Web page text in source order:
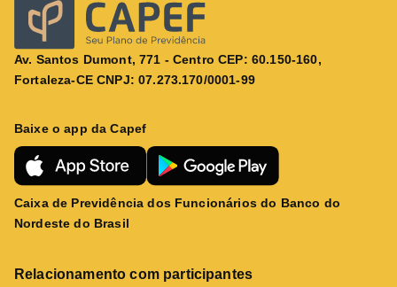
Av. Santos Dumont, 771 - Centro CEP: 60.150-160,
Fortaleza-CE CNPJ: 07.273.170/0001-99
Baixe o app da Capef
Caixa de Previdência dos Funcionários do Banco do
Nordeste do Brasil
Relacionamento com participantes